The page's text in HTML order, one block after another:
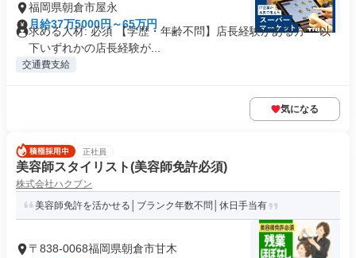
福岡県朝倉市屋永
月給37万5000円～65万円
求める人材: 必須 【学歴・年齢不問】店長経験がある方 ～以
下いずれかの店長経験が...
交通費支給
気になる
正社員
美容師スタイリスト(美容師免許必須)
株式会社ハクブン
美容師免許を活かせる│ブランク年数不問│休日手当有
〒838-0068福岡県朝倉市甘木